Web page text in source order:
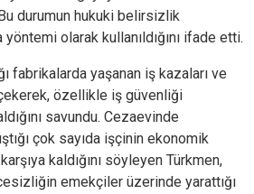
durumun hukuki belirsizlik
yöntemi olarak kullanıldığını ifade etti.
fabrikalarda yaşanan iş kazaları ve
özellikle iş güvenliği
savundu. Cezaevinde
çok sayıda işçinin ekonomik
kaldığını söyleyen Türkmen,
emekçiler üzerinde yarattığı